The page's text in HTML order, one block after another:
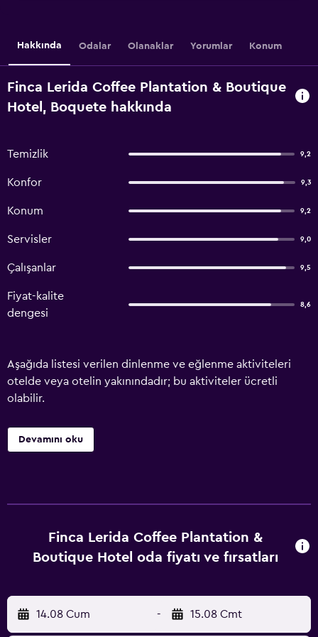
Hakkında Odalar Olanaklar Yorumlar Konum
Finca Lerida Coffee Plantation & Boutique
Hotel, Boquete hakkında
Temizlik 9,2
Konfor 9,3
Konum 9,2
Servisler 9,0
Çalışanlar 9,5
Fiyat-kalite
dengesi
8,6
Aşağıda listesi verilen dinlenme ve eğlenme aktiviteleri
otelde veya otelin yakınındadır; bu aktiviteler ücretli
olabilir.
Devamını oku
Finca Lerida Coffee Plantation &
Boutique Hotel oda fiyatı ve fırsatları
14.08 Cum - 15.08 Cmt